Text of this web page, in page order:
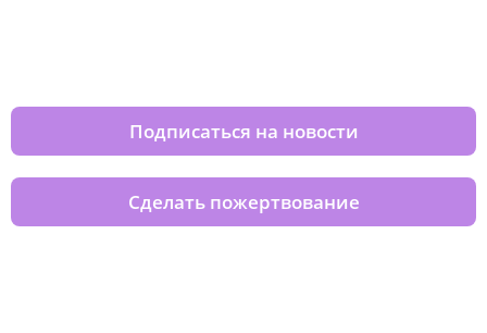
Подписаться на новости
Сделать пожертвование